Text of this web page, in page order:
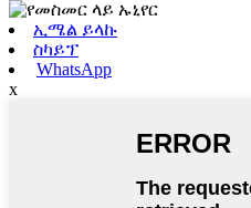
ኢሜል ይላኩ
ስካይፕ
WhatsApp
x